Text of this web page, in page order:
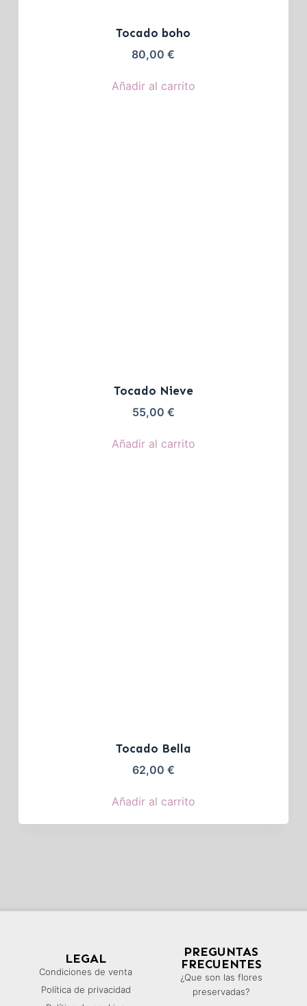
Tocado boho
80,00€
Añadir al carrito
Tocado Nieve
55,00 €
Añadir al carrito
Tocado Bella
62,00 €
Añadir al carrito
LEGAL
Condiciones de venta
Política de privacidad
PREGUNTAS
FRECUENTES
¿Que son las flores
preservadas?